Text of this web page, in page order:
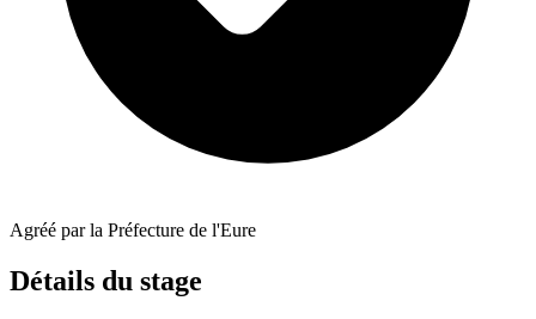
Agréé par la Préfecture de l'Eure
Détails du stage